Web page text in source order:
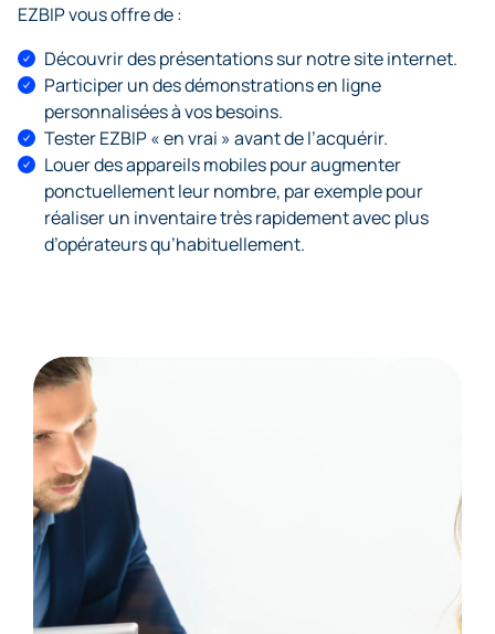
EZBIP vous offre de :
Découvrir des présentations sur notre site internet.
Participer un des démonstrations en ligne
personnalisées à vos besoins.
Tester EZBIP « en vrai » avant de l’acquérir.
Louer des appareils mobiles pour augmenter
ponctuellement leur nombre, par exemple pour
réaliser un inventaire très rapidement avec plus
d’opérateurs qu’habituellement.